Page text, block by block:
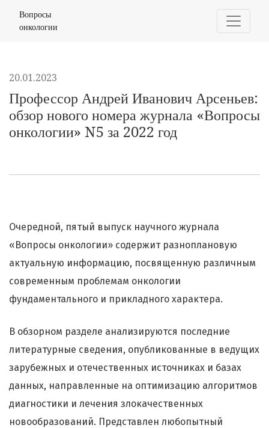
Профессор Андрей Иванович Арсеньев: обзор нового
Вопросы
онкологии
20.01.2023
Профессор Андрей Иванович Арсеньев:
обзор нового номера журнала «Вопросы
онкологии» N5 за 2022 год
Очередной, пятый выпуск научного журнала
«Вопросы онкологии» содержит разноплановую
актуальную информацию, посвященную различным
современным проблемам онкологии
фундаментального и прикладного характера.
В обзорном разделе анализируются последние
литературные сведения, опубликованные в ведущих
зарубежных и отечественных источниках и базах
данных, направленные на оптимизацию алгоритмов
диагностики и лечения злокачественных
новообразований. Представлен любопытный